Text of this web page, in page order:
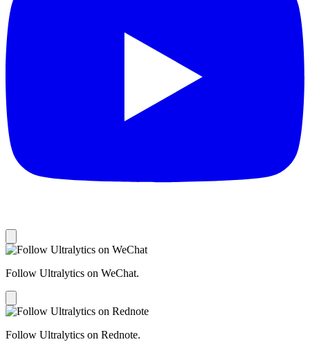
Follow Ultralytics on WeChat.
Follow Ultralytics on Rednote.